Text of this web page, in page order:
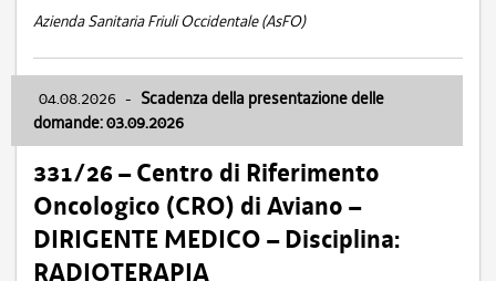
Azienda Sanitaria Friuli Occidentale (AsFO)
04.08.2026 - Scadenza della presentazione delle
domande: 03.09.2026
331/26 – Centro di Riferimento
Oncologico (CRO) di Aviano –
DIRIGENTE MEDICO – Disciplina:
RADIOTERAPIA